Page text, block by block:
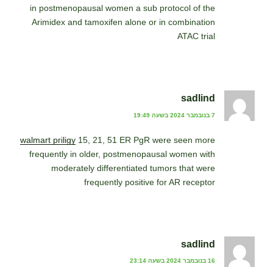
in postmenopausal women a sub protocol of the
Arimidex and tamoxifen alone or in combination
ATAC trial
sadlind
7 בנובמבר 2024 בשעה 19:49
walmart priligy 15, 21, 51 ER PgR were seen more
frequently in older, postmenopausal women with
moderately differentiated tumors that were
frequently positive for AR receptor
sadlind
16 בנובמבר 2024 בשעה 23:14